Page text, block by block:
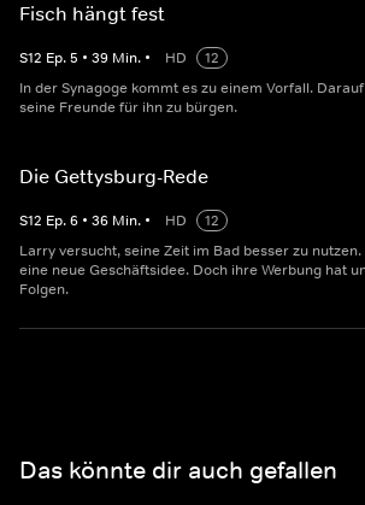
Fisch hängt fest
S12 Ep.5 • 39 Min. • HD
12
In der Synagoge kommt es zu einem Vorfall.
seine Freunde für ihn zu bürgen.
Die Gettysburg-Rede
S12 Ep.6 • 36 Min. • HD
12
Larry versucht, seine Zeit im Bad besser zu
eine neue Geschäftsidee. Doch ihre Werbung hat
Folgen.
Das könnte dir auch gefallen